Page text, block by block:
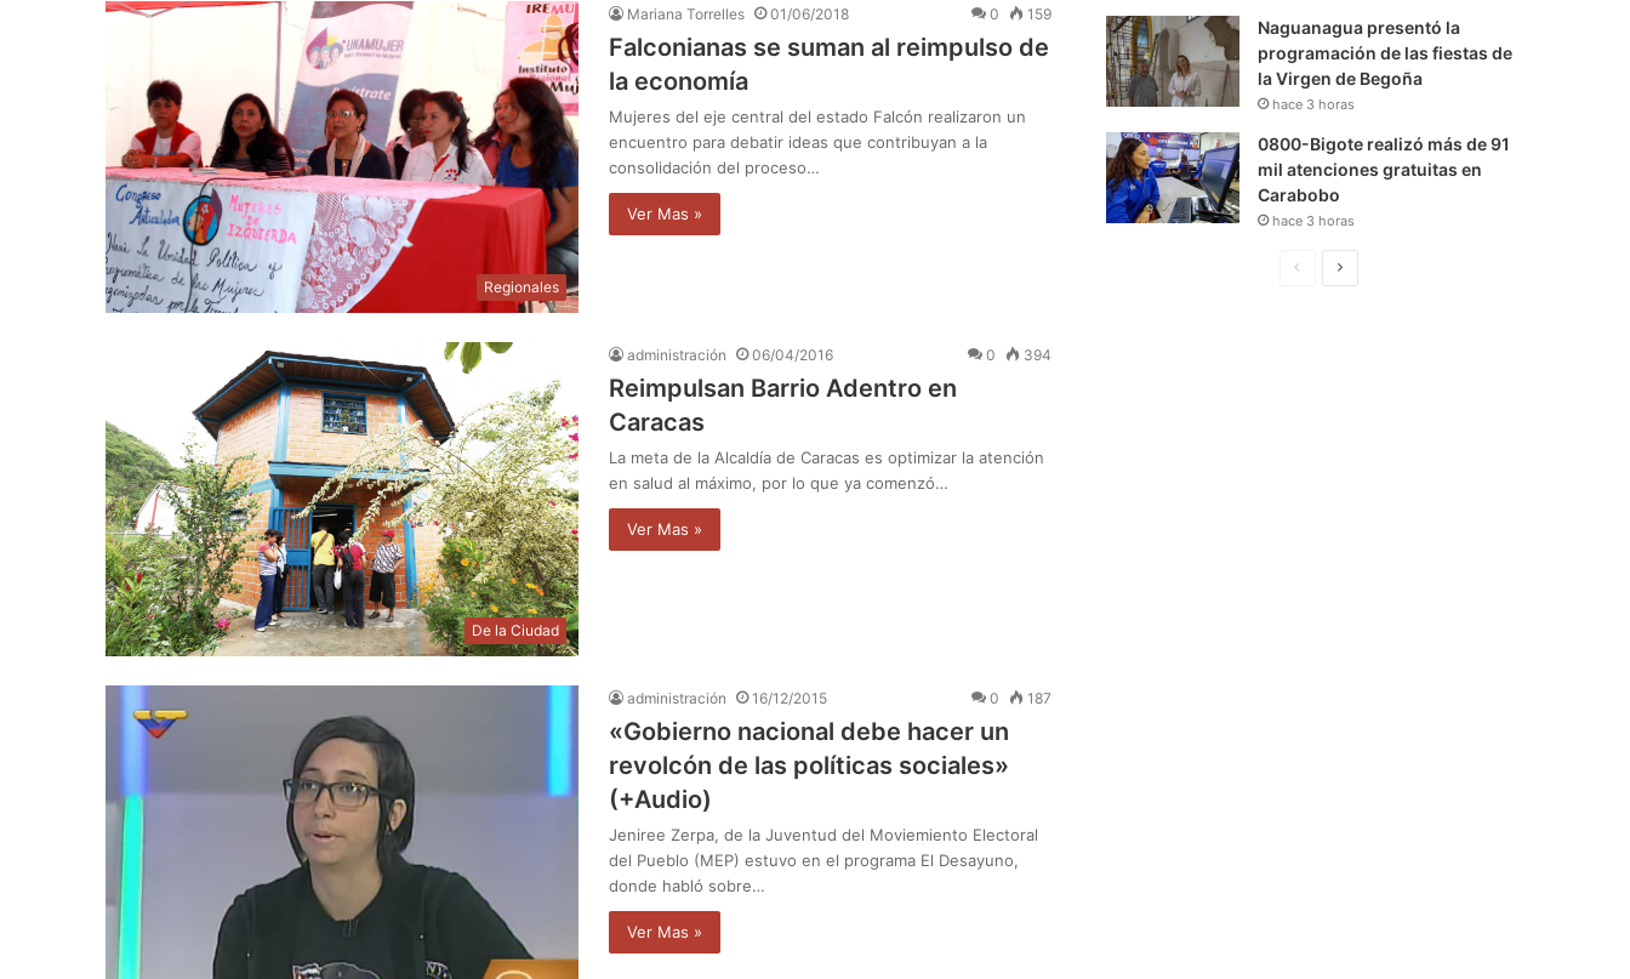
Regionales
Mariana Torrelles 01/06/2018 0 159
Falconianas se suman al reimpulso de
la economía
Mujeres del eje central del estado Falcón realizaron un
encuentro para debatir ideas que contribuyan a la
consolidación del proceso…
Ver Mas »
De la Ciudad
administración 06/04/2016 0 394
Reimpulsan Barrio Adentro en
Caracas
La meta de la Alcaldía de Caracas es optimizar la atención
en salud al máximo, por lo que ya comenzó…
Ver Mas »
administración 16/12/2015 0 187
«Gobierno nacional debe hacer un
revolcón de las políticas sociales»
(+Audio)
Jeniree Zerpa, de la Juventud del Moviemiento Electoral
del Pueblo (MEP) estuvo en el programa El Desayuno,
donde habló sobre…
Ver Mas »
Naguanagua presentó la
programación de las fiestas de
la Virgen de Begoña
hace 3 horas
0800-Bigote realizó más de 91
mil atenciones gratuitas en
Carabobo
hace 3 horas
S